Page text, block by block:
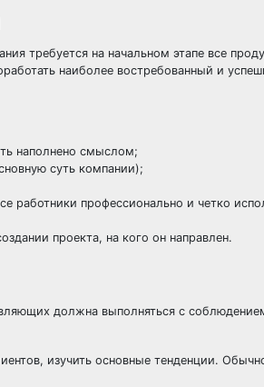
требуется на начальном этапе все
наиболее востребованный и
наполнено смыслом;
суть компании);
профессионально и четко
проекта, на кого он направлен.
должна выполняться с
изучить основные тенденции.